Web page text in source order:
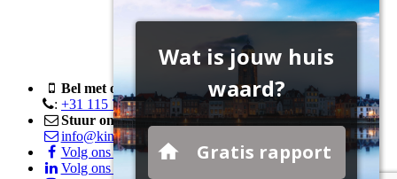
Bel met ons
: +31 115 76 05 00
Stuur ons een e-mail
info@kindtenbiesbroeck.nl
Volg ons op Facebook
Volg ons op LinkedIn